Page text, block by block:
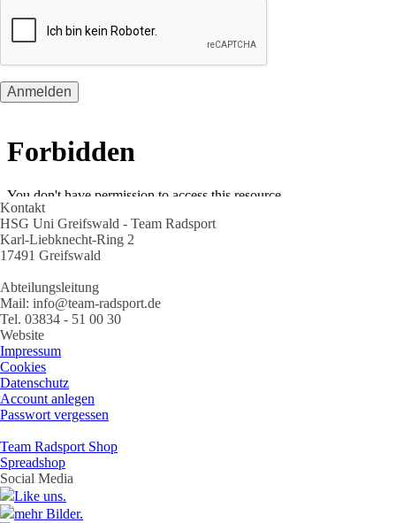
Kontakt
HSG Uni Greifswald - Team Radsport
Karl-Liebknecht-Ring 2
17491 Greifswald
Abteilungsleitung
Mail: info@team-radsport.de
Tel. 03834 - 51 00 30
Website
Impressum
Cookies
Datenschutz
Account anlegen
Passwort vergessen
Team Radsport Shop
Spreadshop
Social Media
Like uns.
mehr Bilder.